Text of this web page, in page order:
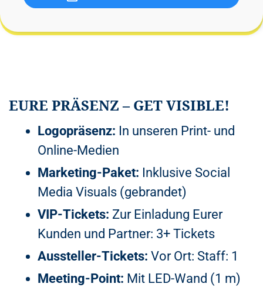
EURE PRÄSENZ – GET VISIBLE!
Logopräsenz: In unseren Print- und
Online-Medien
Marketing-Paket: Inklusive Social
Media Visuals (gebrandet)
VIP-Tickets: Zur Einladung Eurer
Kunden und Partner: 3+ Tickets
Aussteller-Tickets: Vor Ort: Staff: 1
Meeting-Point: Mit LED-Wand (1 m)